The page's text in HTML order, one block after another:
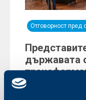
Отговорност пред
държавата
сектор